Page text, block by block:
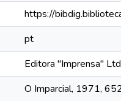
https://
pt
Editora "Imprensa"
O Imparcial, 1971,